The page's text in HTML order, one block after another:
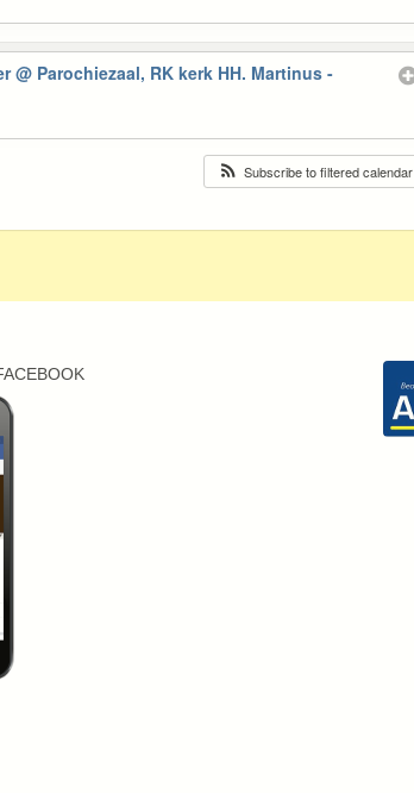
@ Parochiezaal, RK kerk HH. Martinus -
Subscribe to filtered calendar